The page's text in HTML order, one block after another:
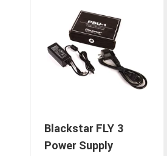
Blackstar FLY 3
Power Supply